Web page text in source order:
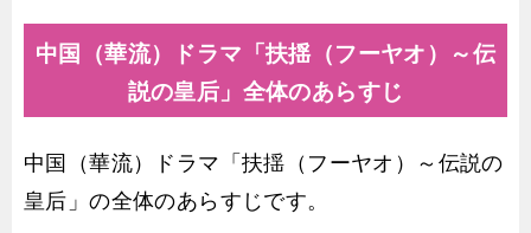
中国（華流）ドラマ「扶揺（フーヤオ）～伝
説の皇后」全体のあらすじ
中国（華流）ドラマ「扶揺（フーヤオ）～伝説の
皇后」の全体のあらすじです。